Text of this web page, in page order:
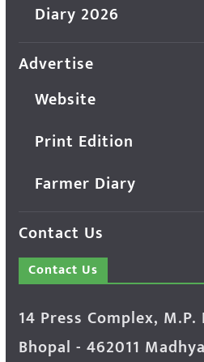
Diary 2026
Advertise
Website
Print Edition
Farmer Diary
Contact Us
Contact Us
14 Press Complex,
Bhopal - 462011